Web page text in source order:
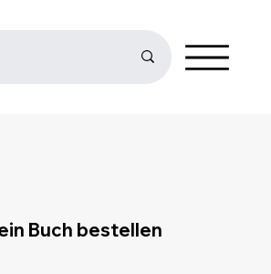
Buch bestellen